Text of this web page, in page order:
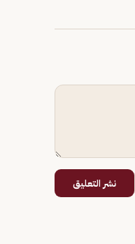
نشر التعليق